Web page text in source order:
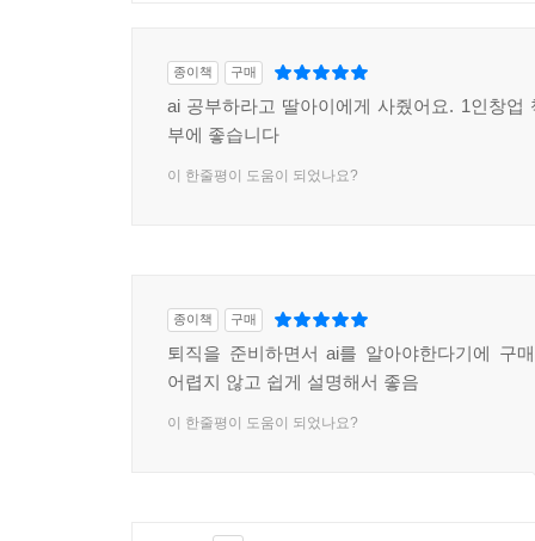
종이책 구매
ai 공부하라고 딸아이에게 사줬어요. 1인창업
부에 좋습니다
이 한줄평이 도움이 되었나요?
종이책 구매
퇴직을 준비하면서 ai를 알아야한다기에 구
어렵지 않고 쉽게 설명해서 좋음
이 한줄평이 도움이 되었나요?